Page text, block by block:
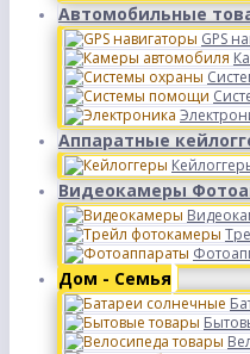
Автомобильные
GPS
Аппаратные
Видеокамеры
Дом - Семья